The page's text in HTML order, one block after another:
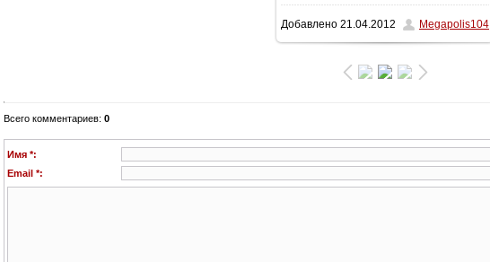
Добавлено 21.04.2012 Megapolis104
Всего комментариев: 0
Имя *:
Email *: